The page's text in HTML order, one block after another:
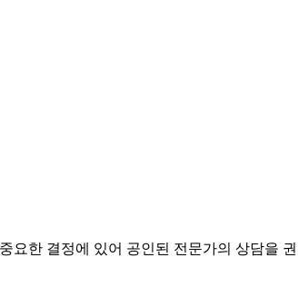
한 결정에 있어 공인된 전문가의 상담을